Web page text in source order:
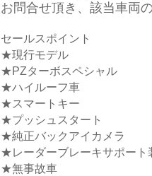
お問合せ頂き、該当車両
セールスポイント
★現行モデル
★PZターボスペシャル
★ハイルーフ車
★スマートキー
★プッシュスタート
★純正バックアイカメラ
★レーダーブレーキサポート
★無事故車